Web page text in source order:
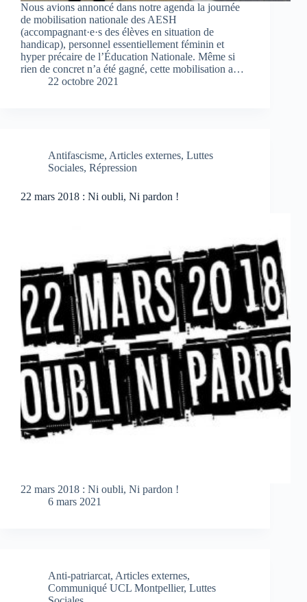
Nous avions annoncé dans notre agenda la journée
de mobilisation nationale des AESH
(accompagnant·e·s des élèves en situation de
handicap), personnel essentiellement féminin et
hyper précaire de l’Éducation Nationale. Même si
rien de concret n’a été gagné, cette mobilisation a…
22 octobre 2021
Antifascisme, Articles externes, Luttes
Sociales, Répression
22 mars 2018 : Ni oubli, Ni pardon !
22 mars 2018 : Ni oubli, Ni pardon !
6 mars 2021
Anti-patriarcat, Articles externes,
Communiqué UCL Montpellier, Luttes